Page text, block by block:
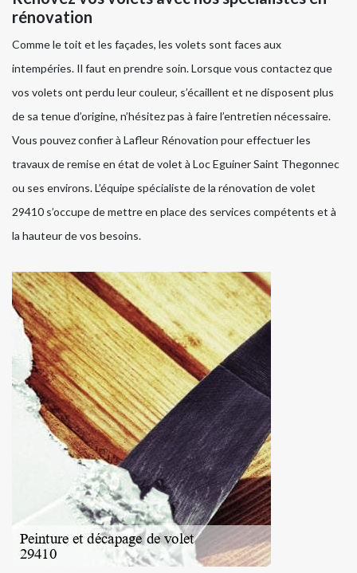
rénovation
Comme le toit et les façades, les volets sont faces aux
intempéries. Il faut en prendre soin. Lorsque vous contactez que
vos volets ont perdu leur couleur, s’écaillent et ne disposent plus
de sa tenue d’origine, n’hésitez pas à faire l’entretien nécessaire.
Vous pouvez confier à Lafleur Rénovation pour effectuer les
travaux de remise en état de volet à Loc Eguiner Saint Thegonnec
ou ses environs. L’équipe spécialiste de la rénovation de volet
29410 s’occupe de mettre en place des services compétents et à
la hauteur de vos besoins.